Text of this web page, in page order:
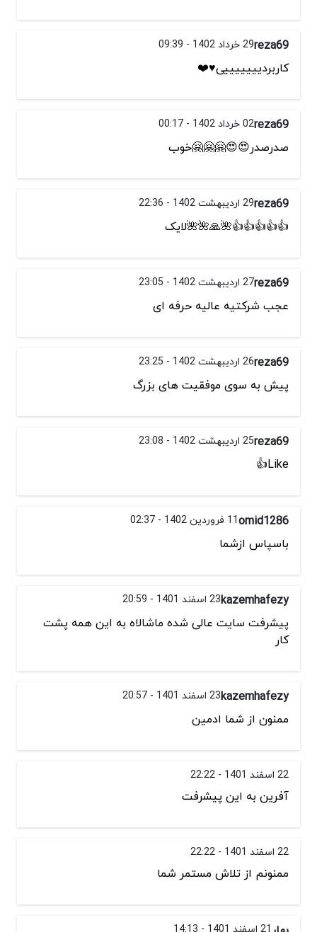
reza6929 خرداد 1402 - 09:39
کاربردیییییییی♥️❤️
reza6902 خرداد 1402 - 00:17
صدرصدر😍😍🤗🤗🤗خوب
reza6929 اردیبهشت 1402 - 22:36
👍👍👍👍👍🌺🙏🌺🌺لایک
reza6927 اردیبهشت 1402 - 23:05
عجب شرکتیه عالیه حرفه ای
reza6926 اردیبهشت 1402 - 23:25
پیش به سوی موفقیت های بزرگ
reza6925 اردیبهشت 1402 - 23:08
Like👍
omid128611 فروردین 1402 - 02:37
باسپاس ازشما
kazemhafezy23 اسفند 1401 - 20:59
پیشرفت سایت عالی شده ماشالاه به این همه پشت
کار
kazemhafezy23 اسفند 1401 - 20:57
ممنون از شما ادمین
22 اسفند 1401 - 22:22
آفرین به این پیشرفت
22 اسفند 1401 - 22:22
ممنونم از تلاش مستمر شما